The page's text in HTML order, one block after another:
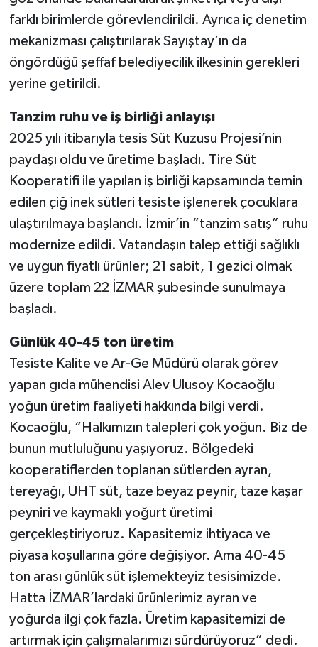
farklı birimlerde görevlendirildi. Ayrıca iç denetim
mekanizması çalıştırılarak Sayıştay’ın da
öngördüğü şeffaf belediyecilik ilkesinin gerekleri
yerine getirildi.
Tanzim ruhu ve iş birliği anlayışı
2025 yılı itibarıyla tesis Süt Kuzusu Projesi’nin
paydaşı oldu ve üretime başladı. Tire Süt
Kooperatifi ile yapılan iş birliği kapsamında temin
edilen çiğ inek sütleri tesiste işlenerek çocuklara
ulaştırılmaya başlandı. İzmir’in “tanzim satış” ruhu
modernize edildi. Vatandaşın talep ettiği sağlıklı
ve uygun fiyatlı ürünler; 21 sabit, 1 gezici olmak
üzere toplam 22 İZMAR şubesinde sunulmaya
başladı.
Günlük 40-45 ton üretim
Tesiste Kalite ve Ar-Ge Müdürü olarak görev
yapan gıda mühendisi Alev Ulusoy Kocaoğlu
yoğun üretim faaliyeti hakkında bilgi verdi.
Kocaoğlu, “Halkımızın talepleri çok yoğun. Biz de
bunun mutluluğunu yaşıyoruz. Bölgedeki
kooperatiflerden toplanan sütlerden ayran,
tereyağı, UHT süt, taze beyaz peynir, taze kaşar
peyniri ve kaymaklı yoğurt üretimi
gerçekleştiriyoruz. Kapasitemiz ihtiyaca ve
piyasa koşullarına göre değişiyor. Ama 40-45
ton arası günlük süt işlemekteyiz tesisimizde.
Hatta İZMAR’lardaki ürünlerimiz ayran ve
yoğurda ilgi çok fazla. Üretim kapasitemizi de
artırmak için çalışmalarımızı sürdürüyoruz” dedi.